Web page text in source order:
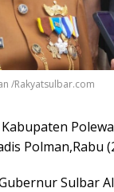
/Rakyatsulbar.com
Polman,Rabu
Sulbar